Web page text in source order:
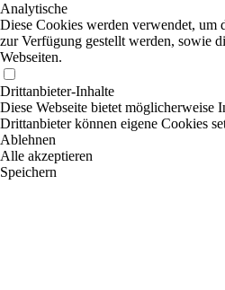
Analytische
Diese Cookies werden verwendet, um
zur Verfügung gestellt werden, sowie
Webseiten.
Drittanbieter-Inhalte
Diese Webseite bietet möglicherweise
Drittanbieter können eigene Cookies
Ablehnen
Alle akzeptieren
Speichern